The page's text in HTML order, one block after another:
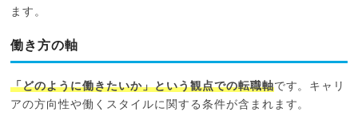
ます。
働き方の軸
「どのように働きたいか」という観点での転職軸です。キャリ
アの方向性や働くスタイルに関する条件が含まれます。